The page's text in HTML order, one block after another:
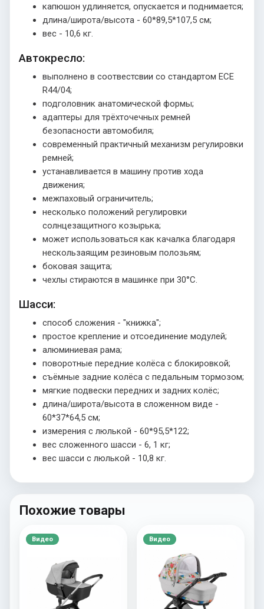
капюшон удлиняется, опускается и поднимается;
длина/широта/высота - 60*89,5*107,5 см;
вес - 10,6 кг.
Автокресло:
выполнено в соотвестсвии со стандартом ECE
R44/04;
подголовник анатомической формы;
адаптеры для трёхточечных ремней
безопасности автомобиля;
современный практичный механизм регулировки
ремней;
устанавливается в машину против хода
движения;
межпаховый ограничитель;
несколько положений регулировки
солнцезащитного козырька;
может использоваться как качалка благодаря
нескользаящим резиновым полозьям;
боковая защита;
чехлы стираются в машинке при 30°C.
Шасси:
способ сложения - "книжка";
простое крепление и отсоединение модулей;
алюминиевая рама;
поворотные передние колёса с блокировкой;
съёмные задние колёса с педальным тормозом;
мягкие подвески передних и задних колёс;
длина/широта/высота в сложенном виде -
60*37*64,5 см;
измерения с люлькой - 60*95,5*122;
вес сложенного шасси - 6, 1 кг;
вес шасси с люлькой - 10,8 кг.
Похожие товары
Видео Видео